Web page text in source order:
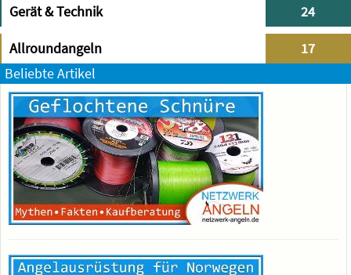
Gerät & Technik 24
Allroundangeln
17
Beliebte Artikel